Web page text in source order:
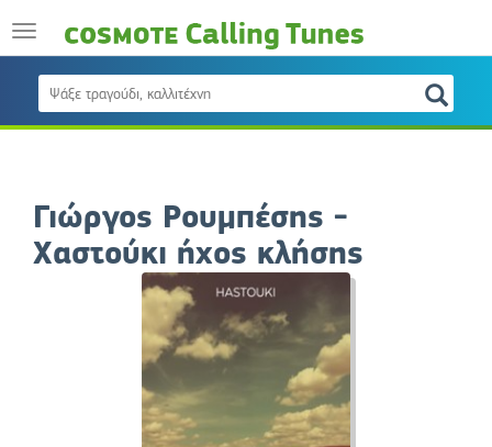
Γιώργος Ρουμπέσης -
Χαστούκι ήχος κλήσης